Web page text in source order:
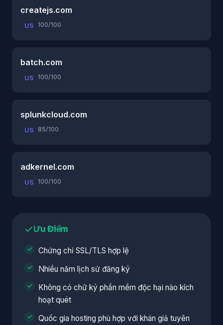
createjs.com
US 100/100
batch.com
US 100/100
splunkcloud.com
US 85/100
adkernel.com
US 100/100
Ưu Điểm
Chứng chỉ SSL/TLS hợp lệ
Nhiều năm lịch sử đăng ký
Không có chữ ký phần mềm độc hại nào kích
hoạt quét
Quốc gia hosting phù hợp với khán giả tuyên